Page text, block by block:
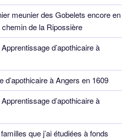
meunier des Gobelets encore en
de la Ripossière
Apprentissage d’apothicaire à
d’apothicaire à Angers en 1609
Apprentissage d’apothicaire à
que j’ai étudiées à fonds